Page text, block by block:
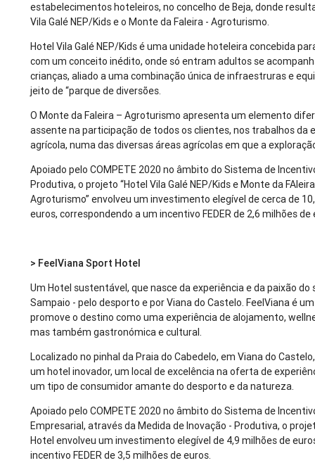
estabelecimentos hoteleiros, no concelho de Beja, donde
Vila Galé NEP/Kids e o Monte da Faleira - Agroturismo.
Hotel Vila Galé NEP/Kids é uma unidade hoteleira concebida
com um conceito inédito, onde só entram adultos se
crianças, aliado a uma combinação única de infraestruras e
jeito de “parque de diversões.
O Monte da Faleira – Agroturismo apresenta um elemento
assente na participação de todos os clientes, nos trabalhos da
agrícola, numa das diversas áreas agrícolas em que a
Apoiado pelo COMPETE 2020 no âmbito do Sistema de
Produtiva, o projeto “Hotel Vila Galé NEP/Kids e Monte da
Agroturismo” envolveu um investimento elegível de cerca de
euros, correspondendo a um incentivo FEDER de 2,6 milhões de
> FeelViana Sport Hotel
Um Hotel sustentável, que nasce da experiência e da paixão do
Sampaio - pelo desporto e por Viana do Castelo. FeelViana é
promove o destino como uma experiência de alojamento,
mas também gastronómica e cultural.
Localizado no pinhal da Praia do Cabedelo, em Viana do
um hotel inovador, um local de excelência na oferta de
um tipo de consumidor amante do desporto e da natureza.
Apoiado pelo COMPETE 2020 no âmbito do Sistema de
Empresarial, através da Medida de Inovação - Produtiva, o
Hotel envolveu um investimento elegível de 4,9 milhões de
incentivo FEDER de 3,5 milhões de euros.